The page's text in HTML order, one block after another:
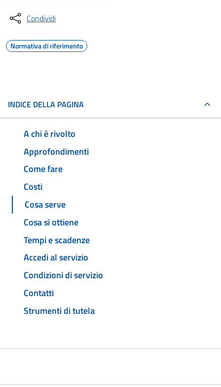
Condividi
Normativa di riferimento
INDICE DELLA PAGINA
A chi è rivolto
Approfondimenti
Come fare
Costi
Cosa serve
Cosa si ottiene
Tempi e scadenze
Accedi al servizio
Condizioni di servizio
Contatti
Strumenti di tutela